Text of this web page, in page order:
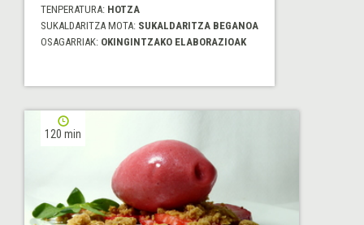
TENPERATURA: HOTZA
SUKALDARITZA MOTA: SUKALDARITZA BEGANOA
OSAGARRIAK: OKINGINTZAKO ELABORAZIOAK
120 min